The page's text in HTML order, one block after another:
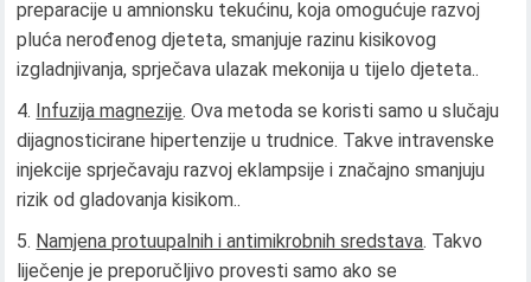
preparacije u amnionsku tekućinu, koja omogućuje razvoj
pluća nerođenog djeteta, smanjuje razinu kisikovog
izgladnjivanja, sprječava ulazak mekonija u tijelo djeteta..
Infuzija magnezije. Ova metoda se koristi samo u slučaju
dijagnosticirane hipertenzije u trudnice. Takve intravenske
injekcije sprječavaju razvoj eklampsije i značajno smanjuju
rizik od gladovanja kisikom..
Namjena protuupalnih i antimikrobnih sredstava. Takvo
liječenje je preporučljivo provesti samo ako se